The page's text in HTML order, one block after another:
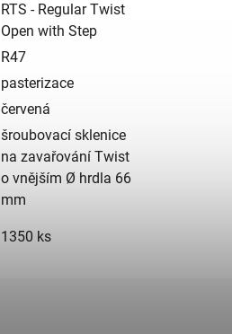
RTS - Regular Twist
Open with Step
R47
pasterizace
červená
šroubovací sklenice
na zavařování Twist
o vnějším Ø hrdla 66
mm
1350 ks